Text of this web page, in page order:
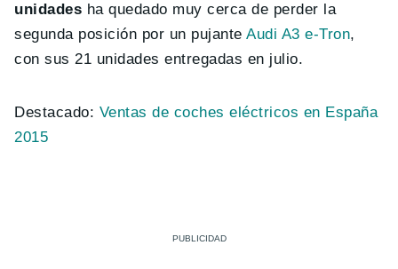
unidades ha quedado muy cerca de perder la
segunda posición por un pujanteAudi A3 e-Tron,
con sus 21 unidades entregadas en julio.
Destacado: Ventas de coches eléctricos en España
2015